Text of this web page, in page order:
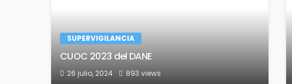
SUPERVIGILANCIA
CUOC 2023 del DANE
26 julio, 2024 893 views